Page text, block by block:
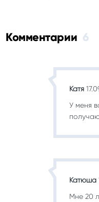
Комментарии 6
Катя
У меня
Катюша
Мне 20